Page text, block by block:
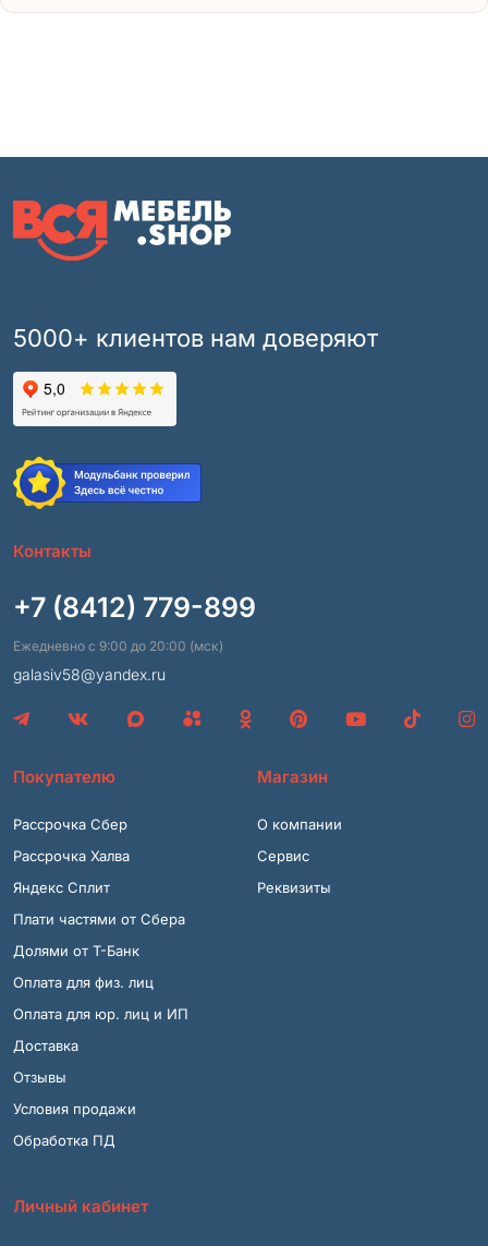
5000+ клиентов нам доверяют
Контакты
+7 (8412) 779-899
Ежедневно с 9:00 до 20:00 (мск)
galasiv58@yandex.ru
Покупателю
Рассрочка Сбер
Рассрочка Халва
Яндекс Сплит
Плати частями от Сбера
Долями от Т-Банк
Оплата для физ. лиц
Оплата для юр. лиц и ИП
Доставка
Отзывы
Условия продажи
Обработка ПД
Магазин
О компании
Сервис
Реквизиты
Личный кабинет